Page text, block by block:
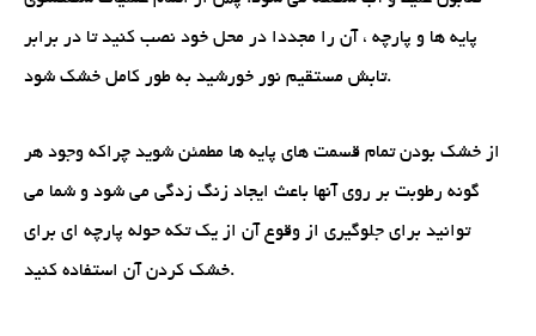
پایه ها و پارچه ، آن را مجددا در محل خود نصب کنید تا در برابر
تابش مستقیم نور خورشید به طور کامل خشک شود.
از خشک بودن تمام قسمت های پایه ها مطمئن شوید چراکه وجود هر
گونه رطوبت بر روی آنها باعث ایجاد زنگ زدگی می شود و شما می
توانید برای جلوگیری از وقوع آن از یک تکه حوله پارچه ای برای
خشک کردن آن استفاده کنید.